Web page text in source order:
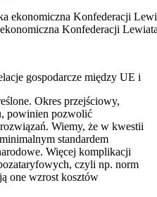
Konfederacji
gospodarcze między UE i
Okres przejściowy,
powinien pozwolić
Wiemy, że w kwestii
standardem
Więcej komplikacji
czyli np. norm
one wzrost kosztów